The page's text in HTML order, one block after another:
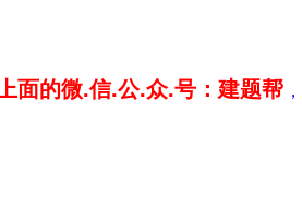
面的微.信.公.众.号：建题帮 ，